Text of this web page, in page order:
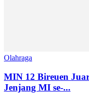
Olahraga
MIN 12 Bireuen
Jenjang MI se-...